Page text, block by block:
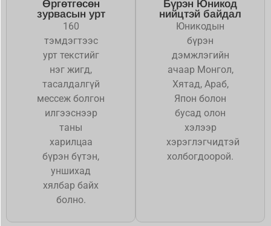
Өргөтгөсөн
зурвасын урт
160
тэмдэгтээс
урт текстийг
нэг жигд,
тасалдалгүй
мессеж болгон
илгээснээр
таны
харилцаа
бүрэн бүтэн,
уншихад
хялбар байх
болно.
Бүрэн Юникод
нийцтэй байдал
Юникодын
бүрэн
дэмжлэгийн
ачаар Монгол,
Хятад, Араб,
Япон болон
бусад олон
хэлээр
хэрэглэгчидтэй
холбогдоорой.